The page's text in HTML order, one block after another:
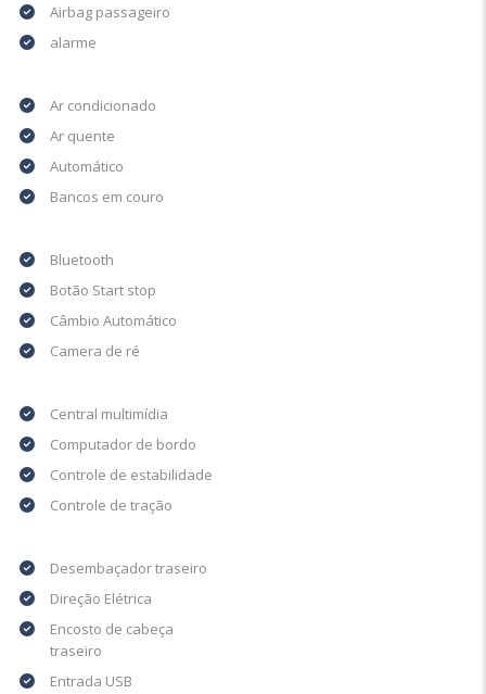
Airbag passageiro
alarme
Ar condicionado
Ar quente
Automático
Bancos em couro
Bluetooth
Botão Start stop
Câmbio Automático
Camera de ré
Central multimídia
Computador de bordo
Controle de estabilidade
Controle de tração
Desembaçador traseiro
Direção Elétrica
Encosto de cabeça
traseiro
Entrada USB